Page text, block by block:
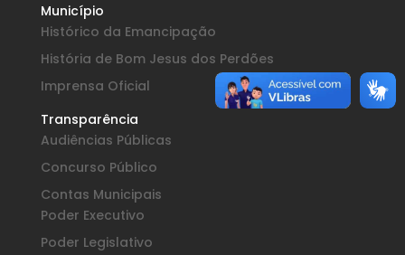
Município
Histórico da Emancipação
História de Bom Jesus dos Perdões
Imprensa Oficial
Transparência
Audiências Públicas
Concurso Público
Contas Municipais
Poder Executivo
Poder Legislativo